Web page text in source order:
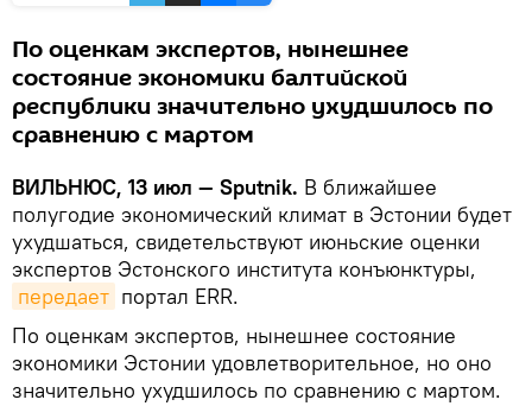
По оценкам экспертов, нынешнее
состояние экономики балтийской
республики значительно ухудшилось по
сравнению с мартом
ВИЛЬНЮС, 13 июл — Sputnik. В ближайшее
полугодие экономический климат в Эстонии будет
ухудшаться, свидетельствуют июньские оценки
экспертов Эстонского института конъюнктуры,
передает портал ERR.
По оценкам экспертов, нынешнее состояние
экономики Эстонии удовлетворительное, но оно
значительно ухудшилось по сравнению с мартом.